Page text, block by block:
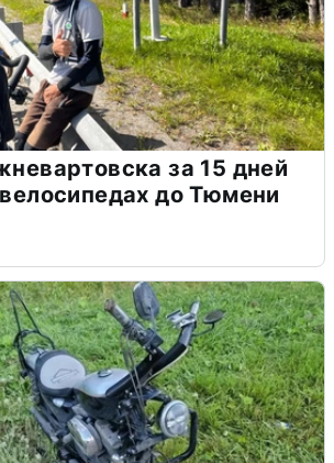
за 15 дней
до Тюмени